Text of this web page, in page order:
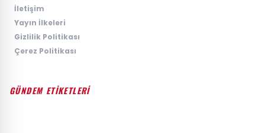
İletişim
Yayın İlkeleri
Gizlilik Politikası
Çerez Politikası
GÜNDEM ETİKETLERİ